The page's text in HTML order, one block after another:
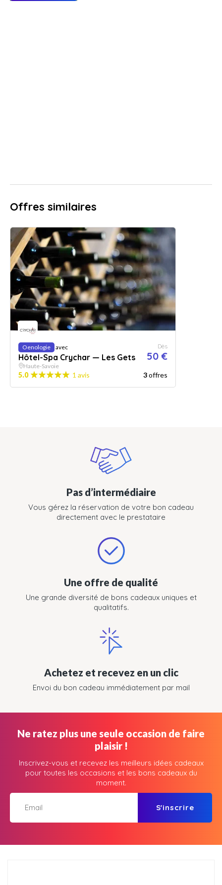
Offres similaires
Oenologie avec
Hôtel-Spa Crychar — Les Gets
Dès
50 €
Haute-Savoie
5.0 1 avis 3offres
Pas d’intermédiaire
Vous gérez la réservation de votre bon cadeau
directement avec le prestataire
Une offre de qualité
Une grande diversité de bons cadeaux uniques et
qualitatifs.
Achetez et recevez en un clic
Envoi du bon cadeau immédiatement par mail
Ne ratez plus une seule occasion de faire
plaisir !
Inscrivez-vous et recevez les meilleurs idées cadeaux
pour toutes les occasions et les bons cadeaux du
moment.
S'inscrire